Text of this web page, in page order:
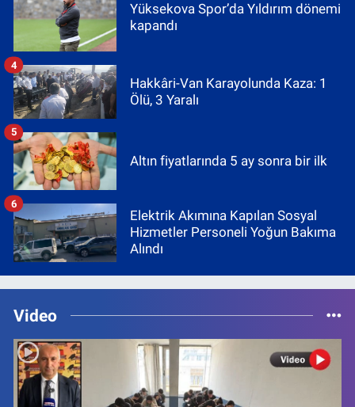
Yüksekova Spor’da Yıldırım dönemi
kapandı
Hakkâri-Van Karayolunda Kaza: 1
Ölü, 3 Yaralı
4
Altın fiyatlarında 5 ay sonra bir ilk
5
Elektrik Akımına Kapılan Sosyal
Hizmetler Personeli Yoğun Bakıma
Alındı
6
Video